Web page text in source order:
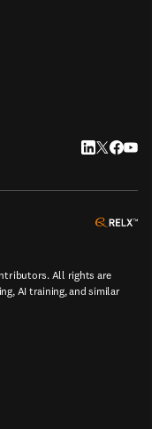
LinkedIn
Twitter
All rights are
AI training, and similar